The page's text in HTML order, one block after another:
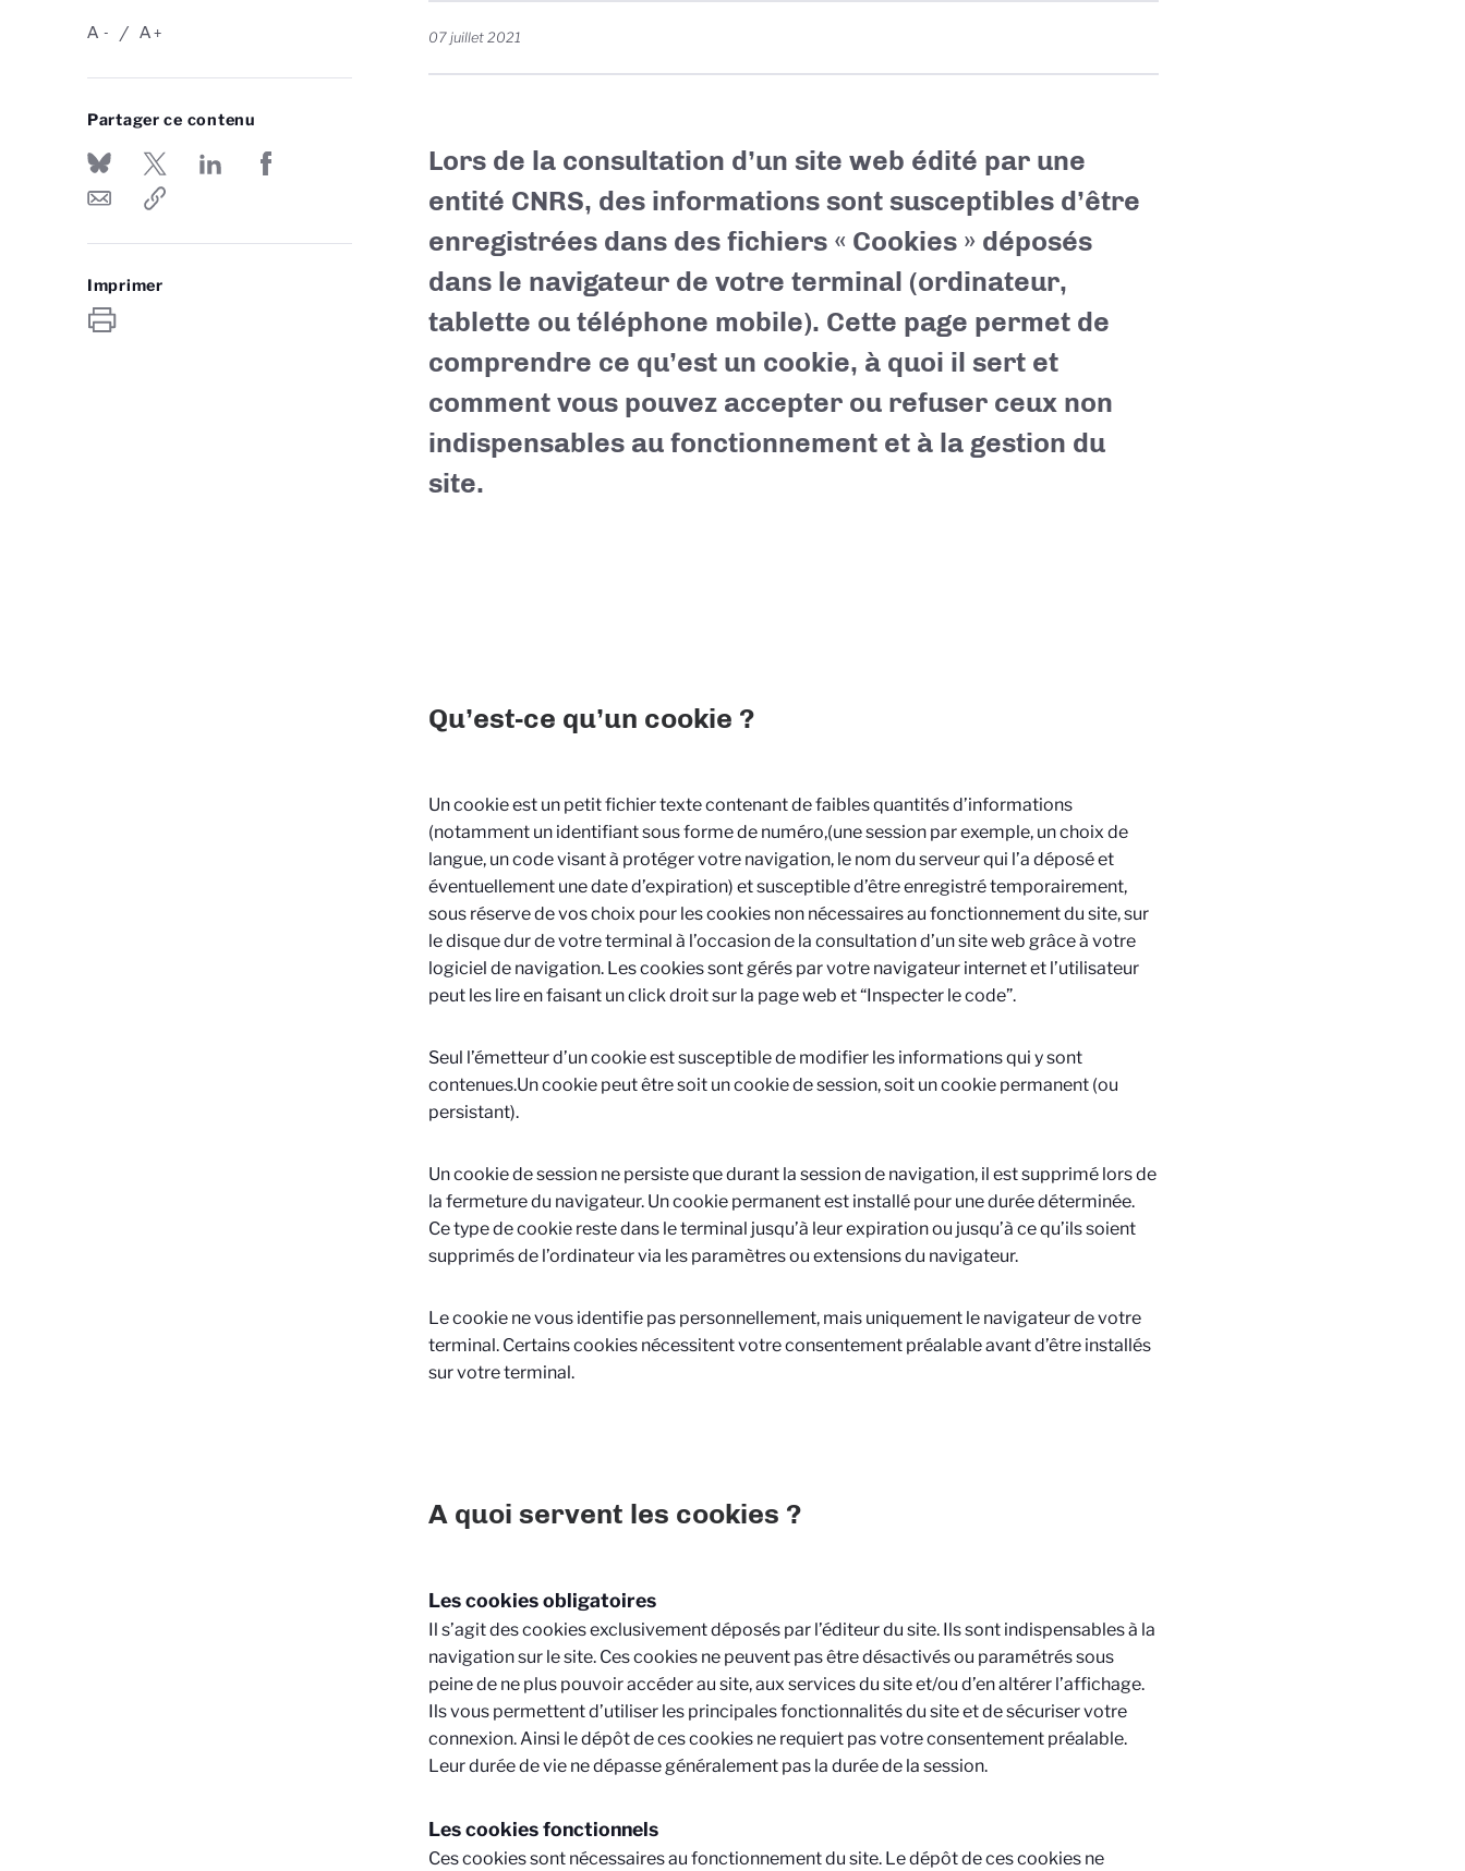
-
A +
A
Partager ce contenu
Imprimer
07 juillet 2021
Lors de la consultation d’un site web édité par une
entité CNRS, des informations sont susceptibles d’être
enregistrées dans des fichiers « Cookies » déposés
dans le navigateur de votre terminal (ordinateur,
tablette ou téléphone mobile). Cette page permet de
comprendre ce qu’est un cookie, à quoi il sert et
comment vous pouvez accepter ou refuser ceux non
indispensables au fonctionnement et à la gestion du
site.
Qu’est-ce qu’un cookie ?
Un cookie est un petit fichier texte contenant de faibles quantités d’informations
(notamment un identifiant sous forme de numéro,(une session par exemple, un choix de
langue, un code visant à protéger votre navigation, le nom du serveur qui l’a déposé et
éventuellement une date d’expiration) et susceptible d’être enregistré temporairement,
sous réserve de vos choix pour les cookies non nécessaires au fonctionnement du site, sur
le disque dur de votre terminal à l’occasion de la consultation d’un site web grâce à votre
logiciel de navigation. Les cookies sont gérés par votre navigateur internet et l’utilisateur
peut les lire en faisant un click droit sur la page web et “Inspecter le code”.
Seul l’émetteur d’un cookie est susceptible de modifier les informations qui y sont
contenues.Un cookie peut être soit un cookie de session, soit un cookie permanent (ou
persistant).
Un cookie de session ne persiste que durant la session de navigation, il est supprimé lors de
la fermeture du navigateur. Un cookie permanent est installé pour une durée déterminée.
Ce type de cookie reste dans le terminal jusqu’à leur expiration ou jusqu’à ce qu’ils soient
supprimés de l’ordinateur via les paramètres ou extensions du navigateur.
Le cookie ne vous identifie pas personnellement, mais uniquement le navigateur de votre
terminal. Certains cookies nécessitent votre consentement préalable avant d’être installés
sur votre terminal.
A quoi servent les cookies ?
Les cookies obligatoires
Il s’agit des cookies exclusivement déposés par l’éditeur du site. Ils sont indispensables à la
navigation sur le site. Ces cookies ne peuvent pas être désactivés ou paramétrés sous
peine de ne plus pouvoir accéder au site, aux services du site et/ou d’en altérer l’affichage.
Ils vous permettent d’utiliser les principales fonctionnalités du site et de sécuriser votre
connexion. Ainsi le dépôt de ces cookies ne requiert pas votre consentement préalable.
Leur durée de vie ne dépasse généralement pas la durée de la session.
Les cookies fonctionnels
Ces cookies sont nécessaires au fonctionnement du site. Le dépôt de ces cookies ne